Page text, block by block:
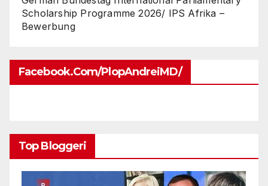
Scholarship Programme 2026/ IPS Afrika –
Bewerbung
Facebook.com/PlopAndreiMD/
Top Bloggeri